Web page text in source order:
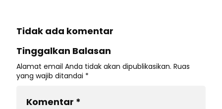
Tidak ada komentar
Tinggalkan Balasan
Alamat email Anda tidak akan dipublikasikan. Ruas
yang wajib ditandai *
Komentar *